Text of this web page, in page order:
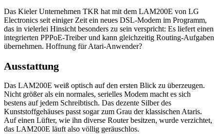
Das Kieler Unternehmen TKR hat mit dem LAM200E von LG
Electronics seit einiger Zeit ein neues DSL-Modem im Programm,
das in vielerlei Hinsicht besonders zu sein verspricht: Es liefert einen
integrierten PPPoE-Treiber und kann gleichzeitig Routing-Aufgaben
übernehmen. Hoffnung für Atari-Anwender?
Ausstattung
Das LAM200E weiß optisch auf den ersten Blick zu überzeugen.
Nicht größer als ein normales, serielles Modem macht es sich
bestens auf jedem Schreibtisch. Das dezente Silber des
Kunststoffgehäuses passt sogar zum Grau der klassischen Ataris.
Auf einen Lüfter, wie ihn diverse Router besitzen, wurde verzichtet,
das LAM200E läuft also völlig geräuschlos.